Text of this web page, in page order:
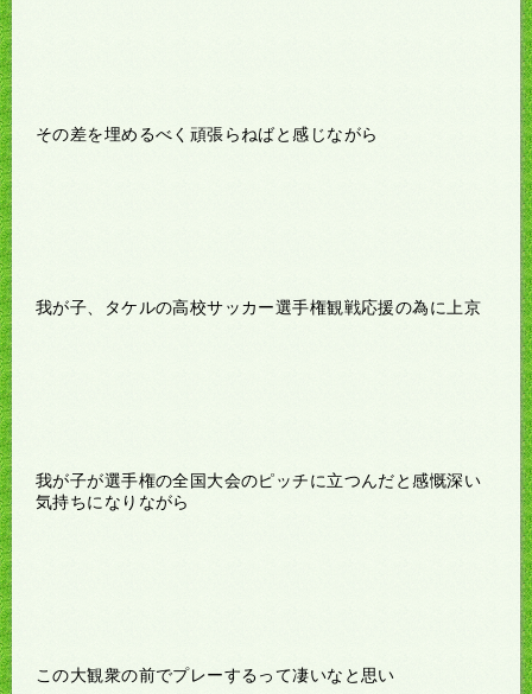
その差を埋めるべく頑張らねばと感じながら
我が子、タケルの高校サッカー選手権観戦応援の為に上京
我が子が選手権の全国大会のピッチに立つんだと感慨深い
気持ちになりながら
この大観衆の前でプレーするって凄いなと思い